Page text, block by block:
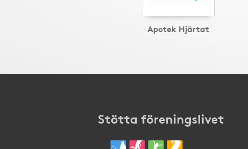
Apotek Hjärtat
Stötta föreningslivet